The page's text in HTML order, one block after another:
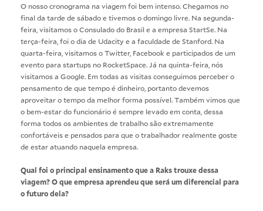
O nosso cronograma na viagem foi bem intenso. Chegamos no
final da tarde de sábado e tivemos o domingo livre. Na segunda-
feira, visitamos o Consulado do Brasil e a empresa StartSe. Na
terça-feira, foi o dia de Udacity e a faculdade de Stanford. Na
quarta-feira, visitamos o Twitter, Facebook e participados de um
evento para startups no RocketSpace. Já na quinta-feira, nós
visitamos a Google. Em todas as visitas conseguimos perceber o
pensamento de que tempo é dinheiro, portanto devemos
aproveitar o tempo da melhor forma possível. Também vimos que
o bem-estar do funcionário é sempre levado em conta, dessa
forma todos os ambientes de trabalho são extremamente
confortáveis e pensados para que o trabalhador realmente goste
de estar atuando naquela empresa.
Qual foi o principal ensinamento que a Raks trouxe dessa
viagem? O que empresa aprendeu que será um diferencial para
o futuro dela?